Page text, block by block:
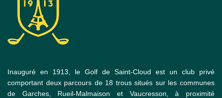
Inauguré en 1913, le Golf de Saint-Cloud est un club privé
comportant deux parcours de 18 trous situés sur les communes
de Garches, Rueil-Malmaison et Vaucresson, à proximité